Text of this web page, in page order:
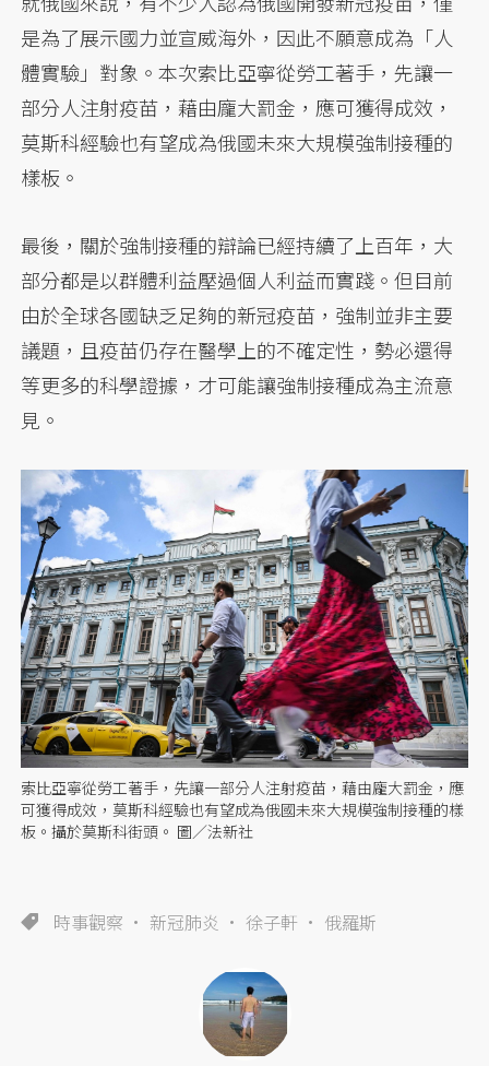
是為了展示國力並宣威海外，因此不願意成為「人
體實驗」對象。本次索比亞寧從勞工著手，先讓一
部分人注射疫苗，藉由龐大罰金，應可獲得成效，
莫斯科經驗也有望成為俄國未來大規模強制接種的
樣板。
最後，關於強制接種的辯論已經持續了上百年，大
部分都是以群體利益壓過個人利益而實踐。但目前
由於全球各國缺乏足夠的新冠疫苗，強制並非主要
議題，且疫苗仍存在醫學上的不確定性，勢必還得
等更多的科學證據，才可能讓強制接種成為主流意
見。
索比亞寧從勞工著手，先讓一部分人注射疫苗，藉由龐大罰金，應
可獲得成效，莫斯科經驗也有望成為俄國未來大規模強制接種的樣
板。攝於莫斯科街頭。 圖／法新社
時事觀察 新冠肺炎 徐子軒 俄羅斯